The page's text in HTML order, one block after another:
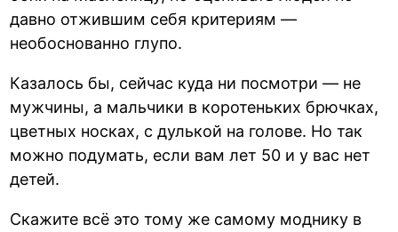
давно отжившим себя критериям —
необоснованно глупо.
Казалось бы, сейчас куда ни посмотри — не
мужчины, а мальчики в коротеньких брючках,
цветных носках, с дулькой на голове. Но так
можно подумать, если вам лет 50 и у вас нет
детей.
Скажите всё это тому же самому моднику в